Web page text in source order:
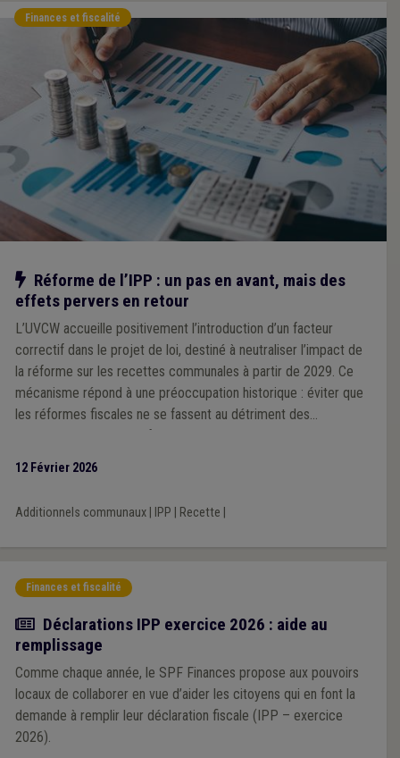
Finances et fiscalité
Notre action
Réforme de l’IPP : un pas en avant, mais des
effets pervers en retour
L’UVCW accueille positivement l’introduction d’un facteur
correctif dans le projet de loi, destiné à neutraliser l’impact de
la réforme sur les recettes communales à partir de 2029. Ce
mécanisme répond à une préoccupation historique : éviter que
les réformes fiscales ne se fassent au détriment des
communes, comme ce fut le cas par le passé. Cependant,
12 Février 2026
Additionnels communaux| IPP Recette
Finances et fiscalité
Actualité
Déclarations IPP exercice 2026 : aide au
remplissage
Comme chaque année, le SPF Finances propose aux pouvoirs
locaux de collaborer en vue d’aider les citoyens qui en font la
demande à remplir leur déclaration fiscale (IPP – exercice
2026).